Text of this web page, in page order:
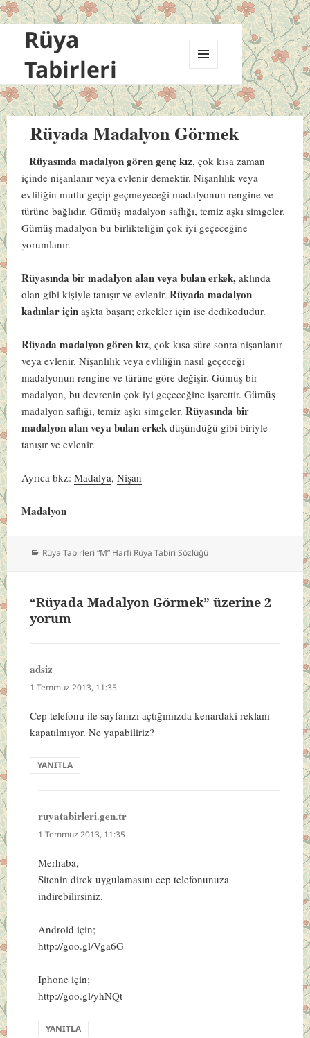
Rüya
Tabirleri
VE
BILEŞENLER
Rüyada Madalyon Görmek
Rüyasında madalyon gören genç kız, çok kısa zaman
içinde nişanlanır veya evlenir demektir. Nişanlılık veya
evliliğin mutlu geçip geçmeyeceği madalyonun rengine ve
türüne bağlıdır. Gümüş madalyon saflığı, temiz aşkı simgeler.
Gümüş madalyon bu birlikteliğin çok iyi geçeceğine
yorumlanır.
Rüyasında bir madalyon alan veya bulan erkek, aklında
olan gibi kişiyle tanışır ve evlenir.Rüyada madalyon
kadınlar için aşkta başarı; erkekler için ise dedikodudur.
Rüyada madalyon gören kız, çok kısa süre sonra nişanlanır
veya evlenir. Nişanlılık veya evliliğin nasıl geçeceği
madalyonun rengine ve türüne göre değişir. Gümüş bir
madalyon, bu devrenin çok iyi geçeceğine işarettir. Gümüş
madalyon saflığı, temiz aşkı simgeler.Rüyasında bir
madalyon alan veya bulan erkek düşündüğü gibi biriyle
tanışır ve evlenir.
Ayrıca bkz:Madalya,Nişan
Madalyon
Kategoriler
Rüya Tabirleri “M” Harfi Rüya Tabiri Sözlüğü
“Rüyada Madalyon Görmek” üzerine 2
yorum
adsizdedi
ki:
1 Temmuz 2013, 11:35
Cep telefonu ile sayfanızı açtığımızda kenardaki reklam
kapatılmıyor. Ne yapabiliriz?
YANITLA
ruyatabirleri.gen.trdedi
1 Temmuz 2013, 11:35
Merhaba,
Sitenin direk uygulamasını cep telefonunuza
indirebilirsiniz.
Android için;
http://goo.gl/Vga6G
Iphone için;
http://goo.gl/yhNQt
YANITLA